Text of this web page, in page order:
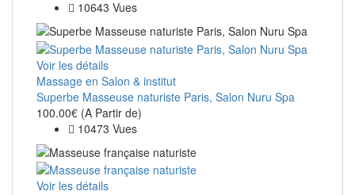
10643 Vues
Voir les détails
Massage en Salon & institut
Superbe Masseuse naturiste Paris, Salon Nuru Spa
100.00€ (A Partir de)
10473 Vues
Voir les détails